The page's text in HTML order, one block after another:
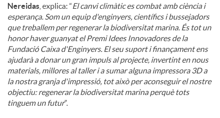
Nereidas , explica: “El canvi climàtic es combat amb ciència i
esperança. Som un equip d'enginyers, científics i bussejadors
que treballem per regenerar la biodiversitat marina. És tot un
honor haver guanyat el Premi Idees Innovadores de la
Fundació Caixa d'Enginyers. El seu suport i finançament ens
ajudarà a donar un gran impuls al projecte, invertint en nous
materials, millores al taller i a sumar alguna impressora 3D a
la nostra granja d'impressió, tot això per aconseguir el nostre
objectiu: regenerar la biodiversitat marina perquè tots
tinguem un futur”.